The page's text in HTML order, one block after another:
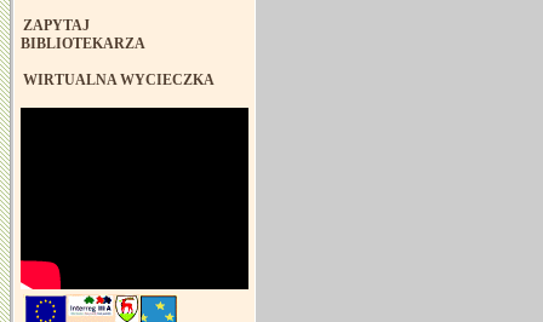
ZAPYTAJ
BIBLIOTEKARZA
WIRTUALNA WYCIECZKA